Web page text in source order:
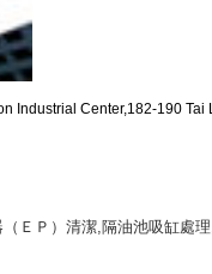
Industrial Center,182-190
ＥＰ）清潔,隔油池吸缸處